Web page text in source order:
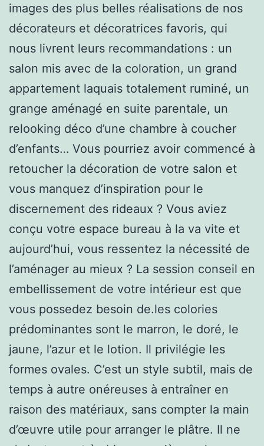
images des plus belles réalisations de nos
décorateurs et décoratrices favoris, qui
nous livrent leurs recommandations : un
salon mis avec de la coloration, un grand
appartement laquais totalement ruminé, un
grange aménagé en suite parentale, un
relooking déco d’une chambre à coucher
d’enfants… Vous pourriez avoir commencé à
retoucher la décoration de votre salon et
vous manquez d’inspiration pour le
discernement des rideaux ? Vous aviez
conçu votre espace bureau à la va vite et
aujourd’hui, vous ressentez la nécessité de
l’aménager au mieux ? La session conseil en
embellissement de votre intérieur est que
vous possedez besoin de.les colories
prédominantes sont le marron, le doré, le
jaune, l’azur et le lotion. Il privilégie les
formes ovales. C’est un style subtil, mais de
temps à autre onéreuses à entraîner en
raison des matériaux, sans compter la main
d’œuvre utile pour arranger le plâtre. Il ne